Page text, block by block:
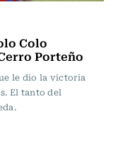
Colo
Porteño
le dio la victoria
El tanto del